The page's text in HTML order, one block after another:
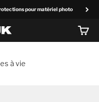
pour matériel photo
Panier
à vie